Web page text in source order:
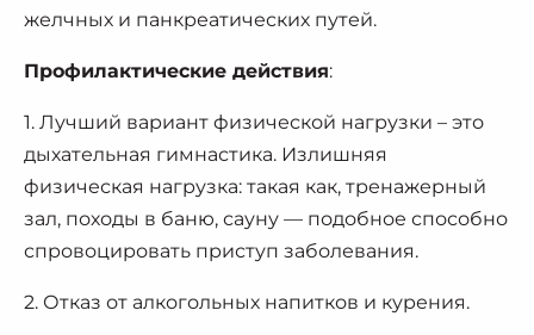
желчных и панкреатических путей.
Профилактические действия:
1. Лучший вариант физической нагрузки – это
дыхательная гимнастика. Излишняя
физическая нагрузка: такая как, тренажерный
зал, походы в баню, сауну — подобное способно
спровоцировать приступ заболевания.
2. Отказ от алкогольных напитков и курения.